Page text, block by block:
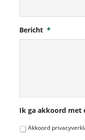
Bericht *
Ik ga akkoord met
Akkoord